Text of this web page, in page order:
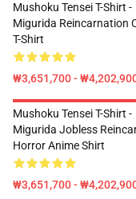
Mushoku Tensei T-Shirt -
Migurida Reincarnation
T-Shirt
₩3,651,700 -
Mushoku Tensei T-Shirt -
Migurida Jobless
Horror Anime Shirt
₩3,651,700 -